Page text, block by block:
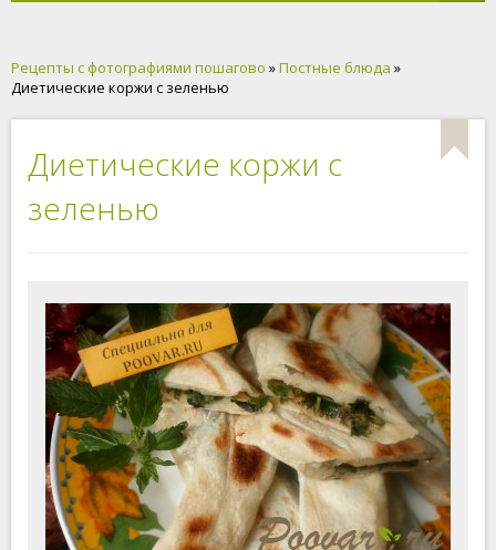
Рецепты с фотографиями пошагово »Постные блюда »
Диетические коржи с зеленью
Диетические коржи с
зеленью